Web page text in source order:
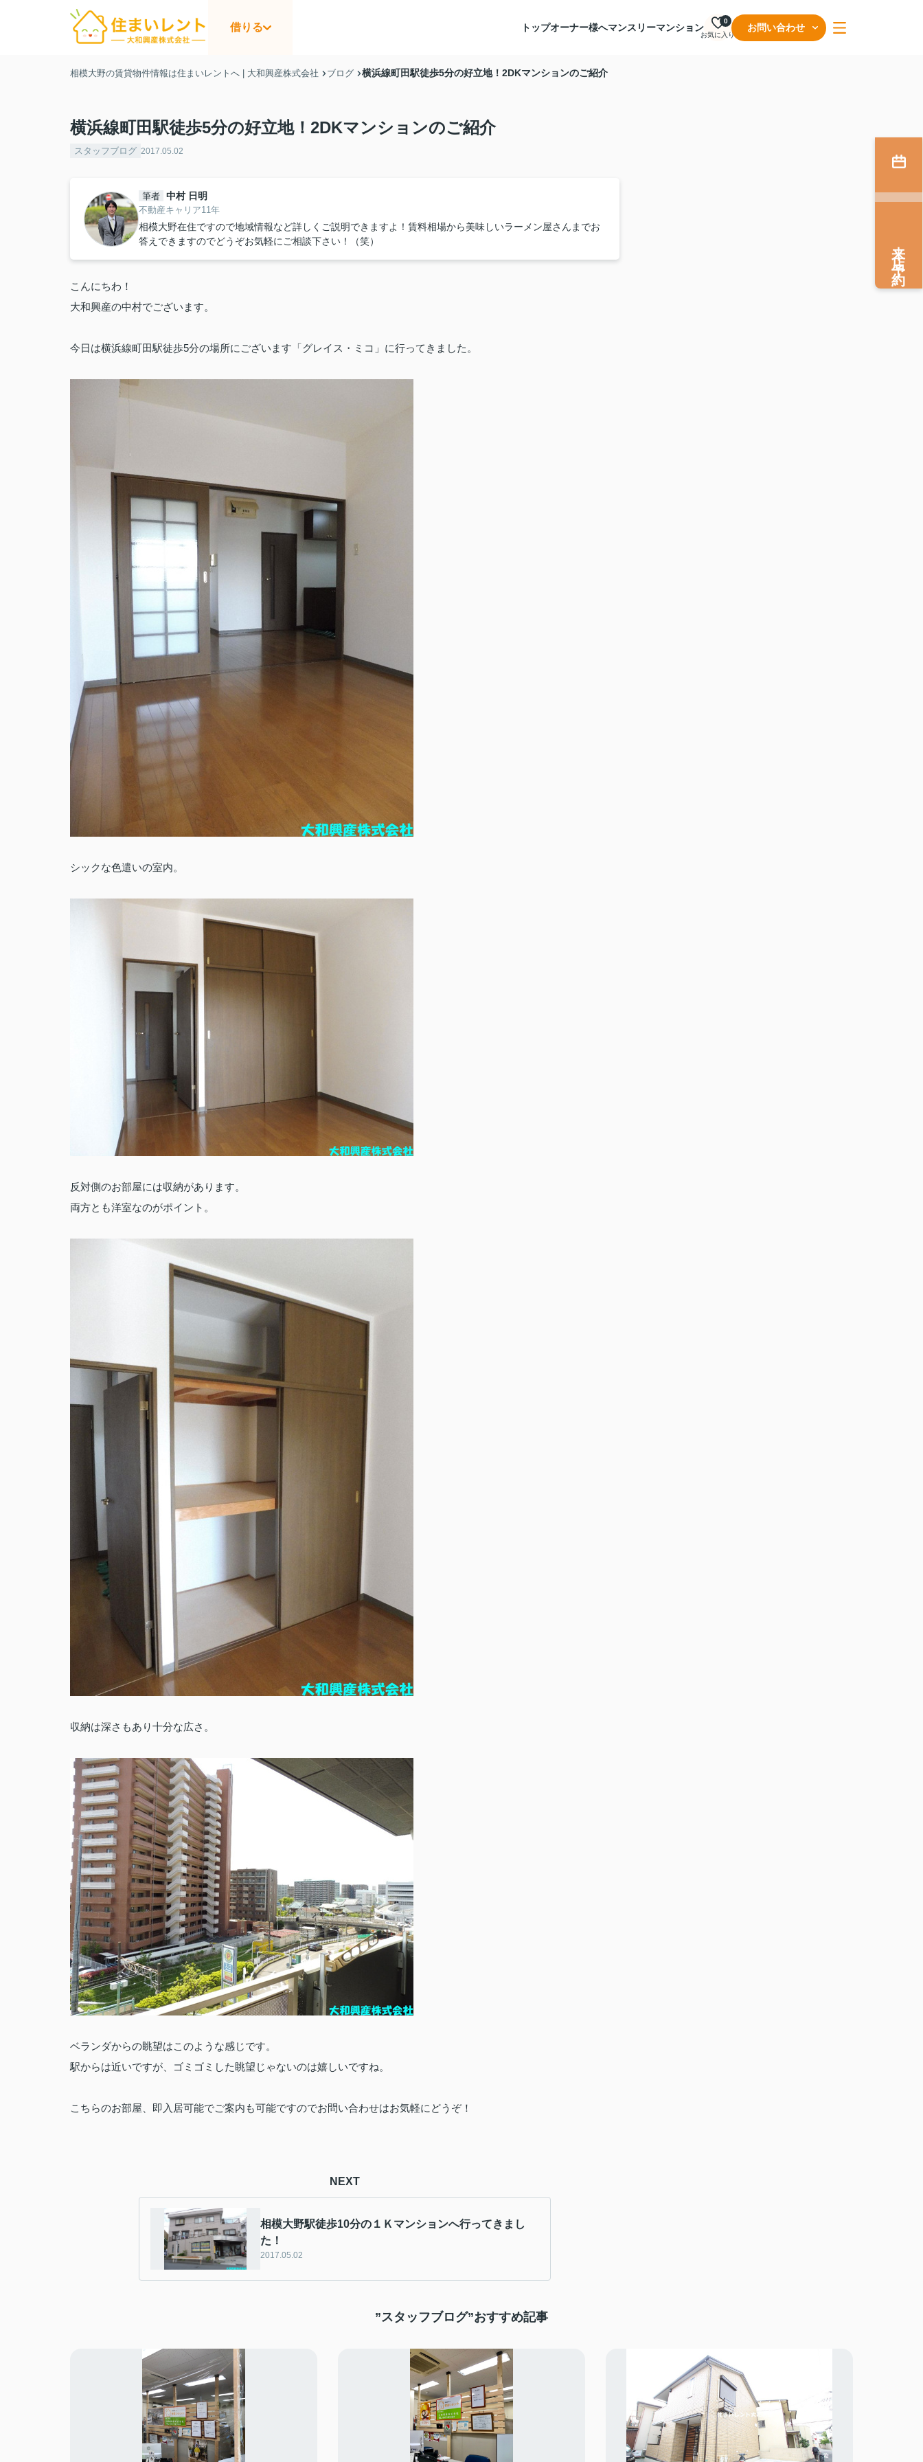
借りる トップオーナー様へマンスリーマンション
お気に入り
0
お問い合わせ
相模大野の賃貸物件情報は住まいレントへ | 大和興産株式会社 ブログ 横浜線町田駅徒歩5分の好立地！2DKマンションのご紹介
横浜線町田駅徒歩5分の好立地！2DKマンションのご紹介
スタッフブログ 2017.05.02
筆者 中村 日明
不動産キャリア11年
相模大野在住ですので地域情報など詳しくご説明できますよ！賃料相場から美味しいラーメン屋さんまでお
答えできますのでどうぞお気軽にご相談下さい！（笑）
こんにちわ！
大和興産の中村でございます。
今日は横浜線町田駅徒歩5分の場所にございます「グレイス・ミコ」に行ってきました。
シックな色遣いの室内。
反対側のお部屋には収納があります。
両方とも洋室なのがポイント。
収納は深さもあり十分な広さ。
ベランダからの眺望はこのような感じです。
駅からは近いですが、ゴミゴミした眺望じゃないのは嬉しいですね。
こちらのお部屋、即入居可能でご案内も可能ですのでお問い合わせはお気軽にどうぞ！
NEXT
相模大野駅徒歩10分の１Ｋマンションへ行ってきまし
た！
2017.05.02
”スタッフブログ”おすすめ記事
来店予約